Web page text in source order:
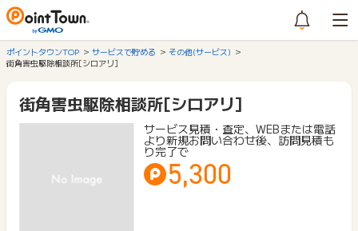
ポイントタウンTOP サービスで貯める
その他(サービス)
街角害虫駆除相談所[シロアリ]
街角害虫駆除相談所[シロアリ]
サービス見積・査定、WEBまたは電話
より新規お問い合わせ後、訪問見積も
り完了で
5,300